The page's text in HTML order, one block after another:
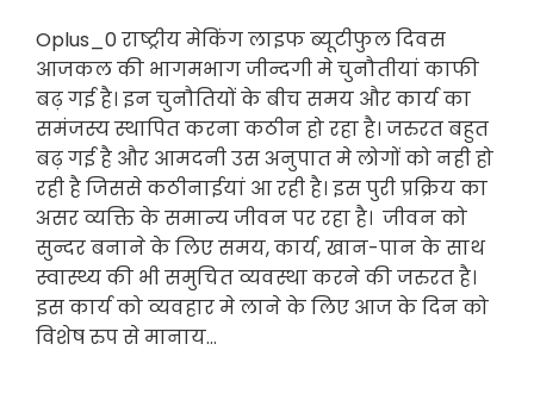
Oplus_0 राष्ट्रीय मेकिंग लाइफ ब्यूटीफुल दिवस
आजकल की भागमभाग जीन्दगी मे चुनौतीयां काफी
बढ़ गई है। इन चुनौतियों के बीच समय और कार्य का
समंजस्य स्थापित करना कठीन हो रहा है। जरुरत बहुत
बढ़ गई है और आमदनी उस अनुपात मे लोगों को नही हो
रही है जिससे कठीनाईयां आ रही है। इस पुरी प्रक्रिय का
असर व्यक्ति के समान्य जीवन पर रहा है। जीवन को
सुन्दर बनाने के लिए समय, कार्य, खान-पान के साथ
स्वास्थ्य की भी समुचित व्यवस्था करने की जरुरत है।
इस कार्य को व्यवहार मे लाने के लिए आज के दिन को
विशेष रुप से मानाय…